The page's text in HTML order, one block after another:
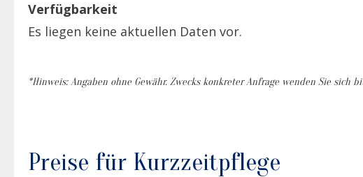
Verfügbarkeit
Es liegen keine aktuellen Daten vor.
*Hinweis: Angaben ohne Gewähr. Zwecks konkreter Anfrage wenden Sie
Preise für Kurzzeitpflege